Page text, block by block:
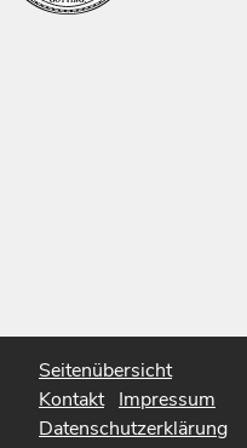
Seitenübersicht
Kontakt Impressum
Datenschutzerklärung